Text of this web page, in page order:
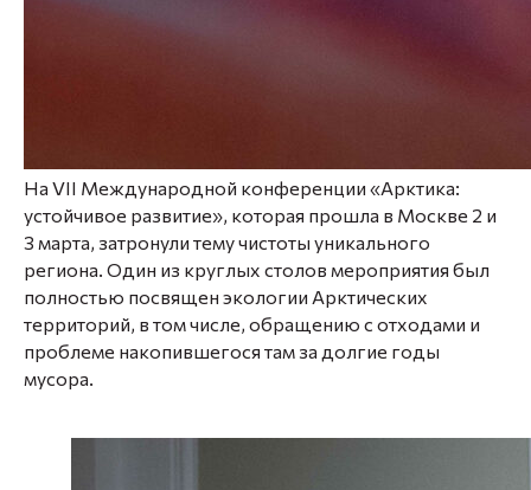
На VII Международной конференции «Арктика:
устойчивое развитие», которая прошла в Москве 2 и
3 марта, затронули тему чистоты уникального
региона. Один из круглых столов мероприятия был
полностью посвящен экологии Арктических
территорий, в том числе, обращению с отходами и
проблеме накопившегося там за долгие годы
мусора.